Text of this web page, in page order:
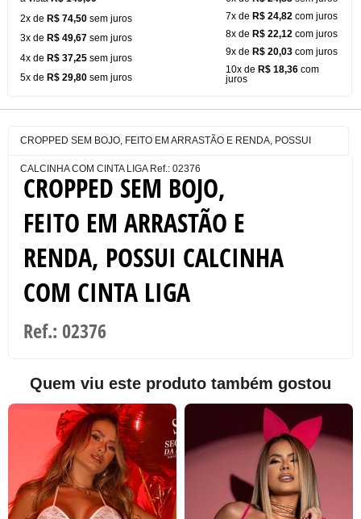
2x de R$ 74,50 sem juros
3x de R$ 49,67 sem juros
4x de R$ 37,25 sem juros
5x de R$ 29,80 sem juros
7x de R$ 24,82 com juros
8x de R$ 22,12 com juros
9x de R$ 20,03 com juros
10x de R$ 18,36 com
juros
CROPPED SEM BOJO, FEITO EM ARRASTÃO E RENDA, POSSUI
CALCINHA COM CINTA LIGA Ref.: 02376
CROPPED SEM BOJO,
FEITO EM ARRASTÃO E
RENDA, POSSUI CALCINHA
COM CINTA LIGA
Ref.: 02376
Quem viu este produto também gostou